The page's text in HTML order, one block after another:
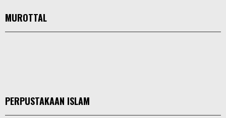
MUROTTAL
PERPUSTAKAAN ISLAM